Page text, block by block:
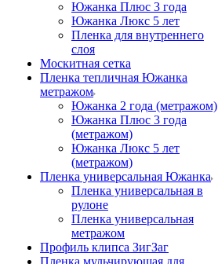
Южанка Плюс 3 года
Южанка Люкс 5 лет
Пленка для внутреннего
слоя
Москитная сетка
Пленка тепличная Южанка
метражом
Южанка 2 года (метражом)
Южанка Плюс 3 года
(метражом)
Южанка Люкс 5 лет
(метражом)
Пленка универсальная Южанка
Пленка универсальная в
рулоне
Пленка универсальная
метражом
Профиль клипса ЗигЗаг
Пленка мульчирующая для